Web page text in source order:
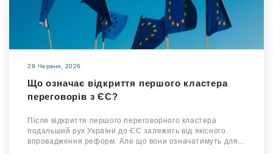
29 Червня, 2026
Що означає відкриття першого кластера
переговорів з ЄС?
Після відкриття першого переговорного кластера
подальший рух України до ЄС залежить від якісного
впровадження реформ. Але що вони означатимуть для…